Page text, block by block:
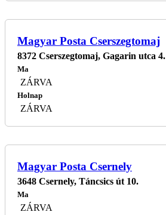
Magyar Posta Cserszegtomaj
8372 Cserszegtomaj, Gagarin utca 4.
Ma
ZÁRVA
Holnap
ZÁRVA
Magyar Posta Csernely
3648 Csernely, Táncsics út 10.
Ma
ZÁRVA